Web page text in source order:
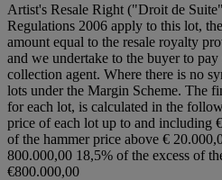
Artist's Resale Right ("Droit de
Regulations 2006 apply to this lot,
amount equal to the resale royalty
and we undertake to the buyer to
collection agent. Where there is no
lots under the Margin Scheme. The
for each lot, is calculated in the
price of each lot up to and including
of the hammer price above €
800.000,00 18,5% of the excess of
€800.000,00